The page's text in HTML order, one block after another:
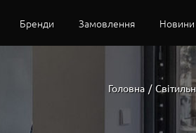
Бренди Замовлення Новини
Головна /